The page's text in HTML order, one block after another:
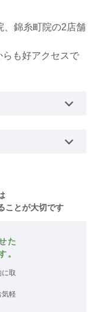
、錦糸町院の2店舗
も好アクセスで
ことが大切です
た
。
取
軽